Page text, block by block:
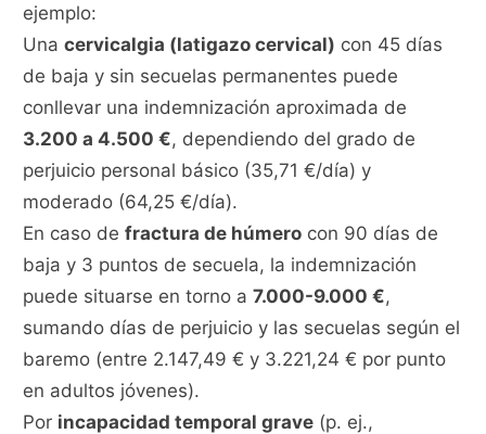
ejemplo:
Unacervicalgia (latigazo cervical) con 45 días
de baja y sin secuelas permanentes puede
conllevar una indemnización aproximada de
3.200 a 4.500 €, dependiendo del grado de
perjuicio personal básico (35,71 €/día) y
moderado (64,25 €/día).
En caso defractura de húmero con 90 días de
baja y 3 puntos de secuela, la indemnización
puede situarse en torno a7.000-9.000 €,
sumando días de perjuicio y las secuelas según el
baremo (entre 2.147,49 € y 3.221,24 € por punto
en adultos jóvenes).
Por incapacidad temporal grave (p. ej.,